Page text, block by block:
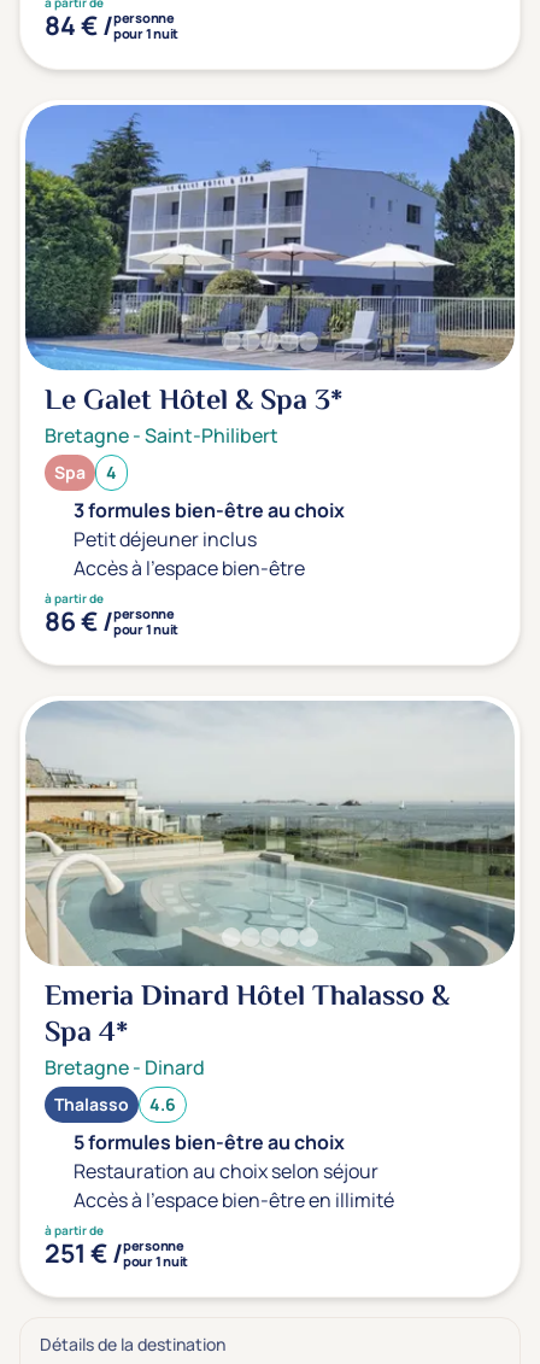
84 € /personne
pour 1 nuit
Le Galet Hôtel & Spa 3*
Bretagne-Saint-Philibert
Spa 4
3 formules bien-être au choix
Petit déjeuner inclus
Accès à l'espace bien-être
à partir de
86 € /personne
pour 1 nuit
Emeria Dinard Hôtel Thalasso &
Spa4*
Bretagne- Dinard
Thalasso 4.6
5 formules bien-être au choix
Restauration au choix selon séjour
Accès à l'espace bien-être en illimité
à partir de
251 € /personne
pour 1 nuit
Détails de la destination